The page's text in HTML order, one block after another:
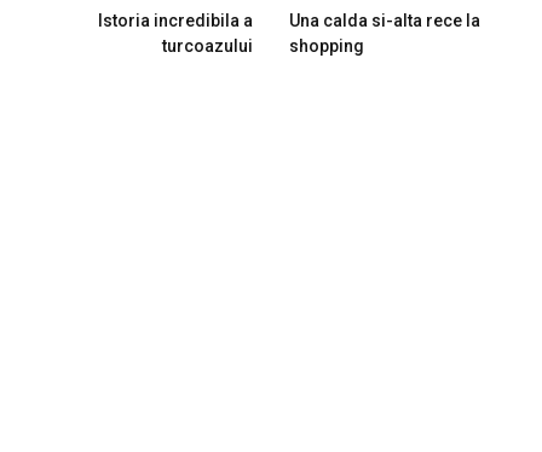
Istoria incredibila a
turcoazului
Una calda si-alta rece la
shopping